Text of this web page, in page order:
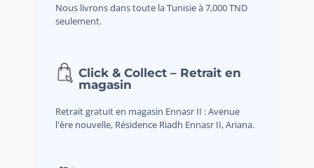
Nous livrons dans toute la Tunisie à 7,000 TND
seulement.
Click & Collect – Retrait en
magasin
Retrait gratuit en magasin Ennasr II : Avenue
l'ère nouvelle, Résidence Riadh Ennasr II, Ariana.